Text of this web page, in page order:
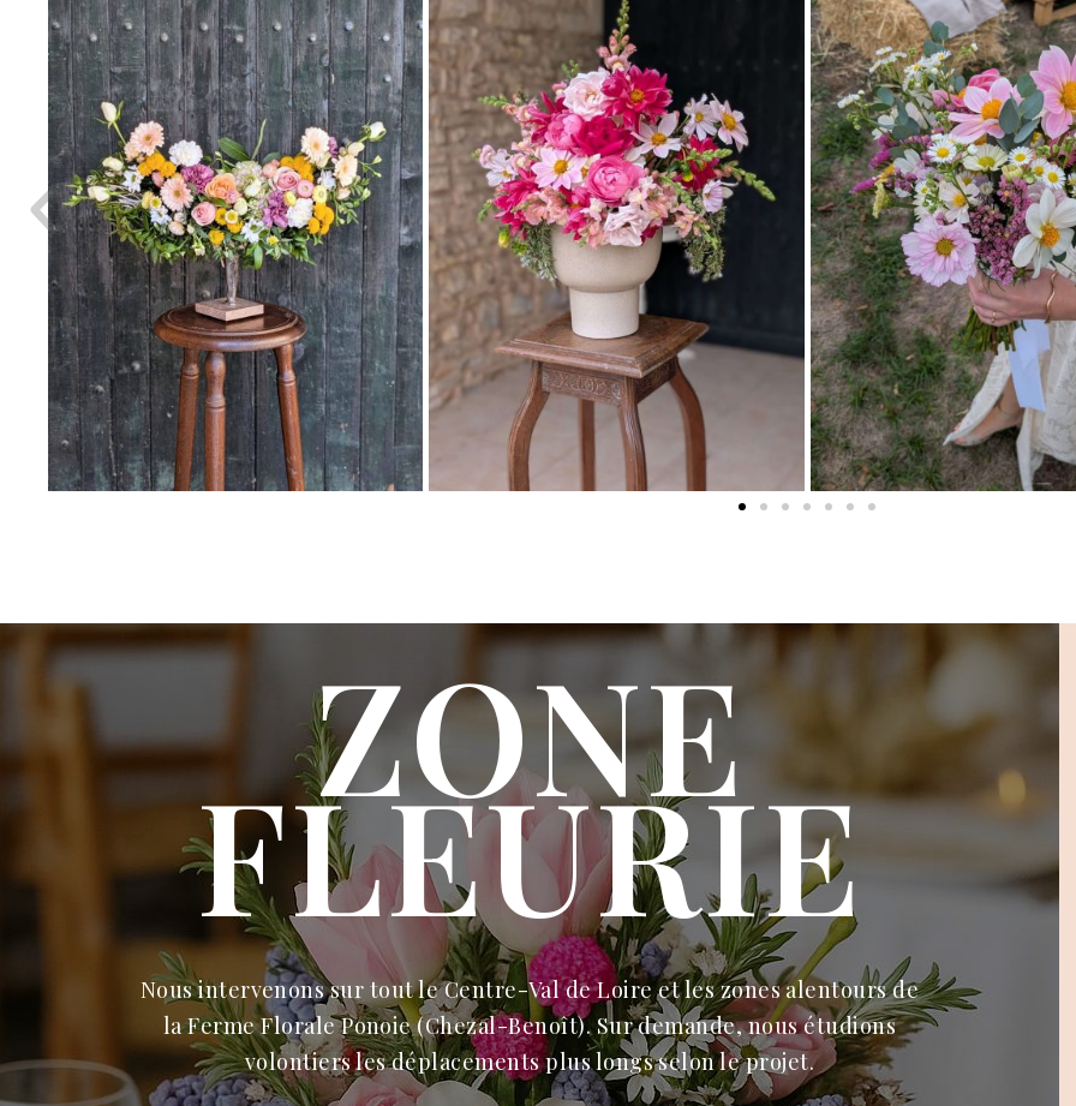
ZONE
FLEURIE
Nous intervenons sur tout leCentre-Val de Loireet les zones alentoursde
la Ferme Florale Ponoie (Chezal-Benoît). Sur demande, nous étudions
volontiers les déplacements plus longs selon le projet.